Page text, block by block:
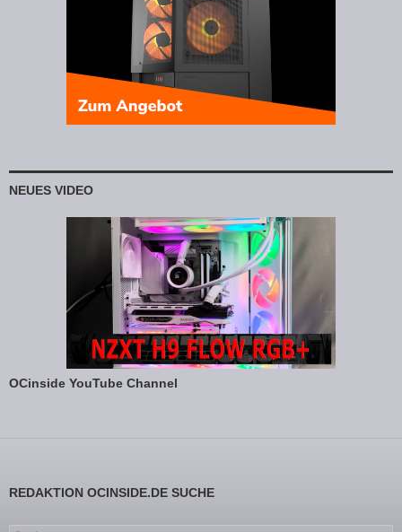
NEUES VIDEO
OCinside YouTube Channel
REDAKTION OCINSIDE.DE SUCHE